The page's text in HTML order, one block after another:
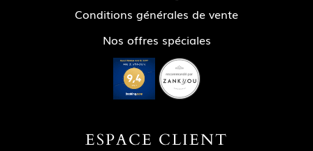
Conditions générales de vente
Nos offres spéciales
ESPACE CLIENT